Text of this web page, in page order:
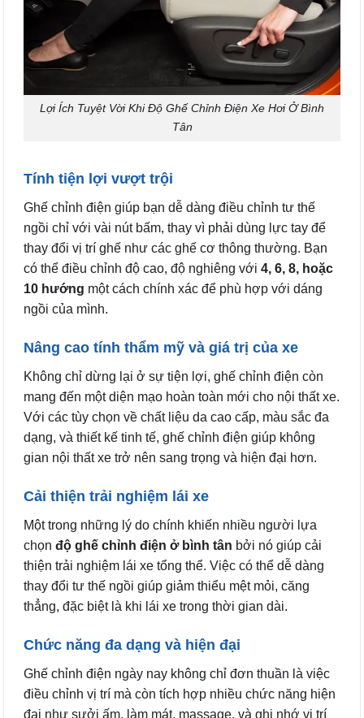
Lợi Ích Tuyệt Vời Khi Độ Ghế Chỉnh Điện Xe Hơi Ở Bình
Tân
Tính tiện lợi vượt trội
Ghế chỉnh điện giúp bạn dễ dàng điều chỉnh tư thế
ngồi chỉ với vài nút bấm, thay vì phải dùng lực tay để
thay đổi vị trí ghế như các ghế cơ thông thường. Bạn
có thể điều chỉnh độ cao, độ nghiêng với 4, 6, 8, hoặc
10 hướng một cách chính xác để phù hợp với dáng
ngồi của mình.
Nâng cao tính thẩm mỹ và giá trị của xe
Không chỉ dừng lại ở sự tiện lợi, ghế chỉnh điện còn
mang đến một diện mạo hoàn toàn mới cho nội thất xe.
Với các tùy chọn về chất liệu da cao cấp, màu sắc đa
dạng, và thiết kế tinh tế, ghế chỉnh điện giúp không
gian nội thất xe trở nên sang trọng và hiện đại hơn.
Cải thiện trải nghiệm lái xe
Một trong những lý do chính khiến nhiều người lựa
chọn độ ghế chỉnh điện ở bình tân bởi nó giúp cải
thiện trải nghiệm lái xe tổng thể. Việc có thể dễ dàng
thay đổi tư thế ngồi giúp giảm thiểu mệt mỏi, căng
thẳng, đặc biệt là khi lái xe trong thời gian dài.
Chức năng đa dạng và hiện đại
Ghế chỉnh điện ngày nay không chỉ đơn thuần là việc
điều chỉnh vị trí mà còn tích hợp nhiều chức năng hiện
đại như sưởi ấm, làm mát, massage, và ghi nhớ vị trí